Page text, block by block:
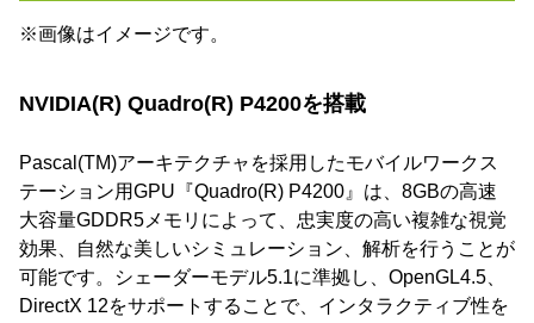
※画像はイメージです。
NVIDIA(R) Quadro(R) P4200を搭載
Pascal(TM)アーキテクチャを採用したモバイルワークス
テーション用GPU『Quadro(R) P4200』は、8GBの高速
大容量GDDR5メモリによって、忠実度の高い複雑な視覚
効果、自然な美しいシミュレーション、解析を行うことが
可能です。シェーダーモデル5.1に準拠し、OpenGL4.5、
DirectX 12をサポートすることで、インタラクティブ性を